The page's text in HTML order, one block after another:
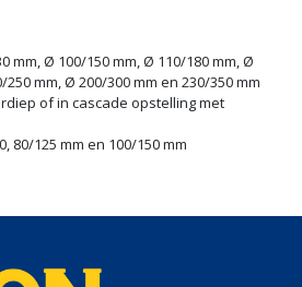
mm, Ø 100/150 mm, Ø 110/180 mm, Ø
250 mm, Ø 200/300 mm en 230/350 mm
of in cascade opstelling met
80/125 mm en 100/150 mm